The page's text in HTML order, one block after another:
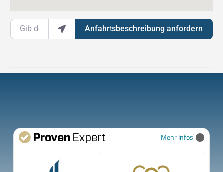
Gib deinen Standort ein.
Anfahrtsbeschreibung anfordern
Mehr Infos